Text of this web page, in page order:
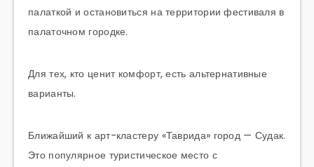
палаткой и остановиться на территории фестиваля в
палаточном городке.
Для тех, кто ценит комфорт, есть альтернативные
варианты.
Ближайший к арт-кластеру «Таврида» город — Судак.
Это популярное туристическое место с